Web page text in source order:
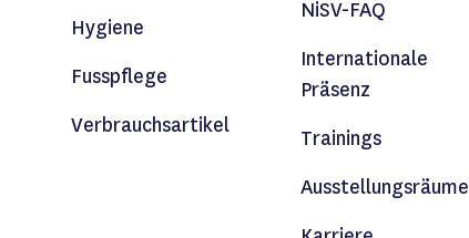
Hygiene
Fusspflege
Verbrauchsartikel
NiSV-FAQ
Internationale
Präsenz
Trainings
Ausstellungsräume